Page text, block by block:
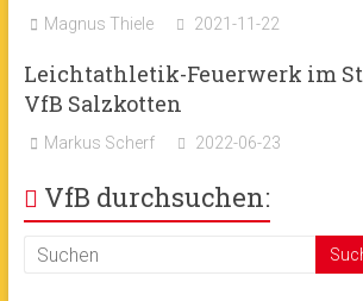
Magnus Thiele 2021-11-22
Leichtathletik-Feuerwerk im
VfB Salzkotten
Markus Scherf 2022-06-23
VfB durchsuchen: